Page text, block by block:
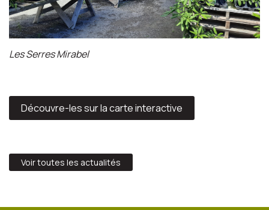
Les Serres Mirabel
Découvre-les sur la carte interactive
Voir toutes les actualités